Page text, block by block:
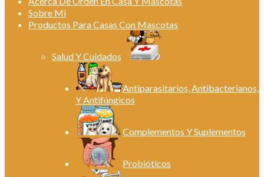
Sobre Mi
Productos Para Casas Con Mascotas
Salud Y Cuidados
Antiparasitarios, Antibacterianos,
Y Antifúngicos
Complementos Y Suplementos
Probióticos